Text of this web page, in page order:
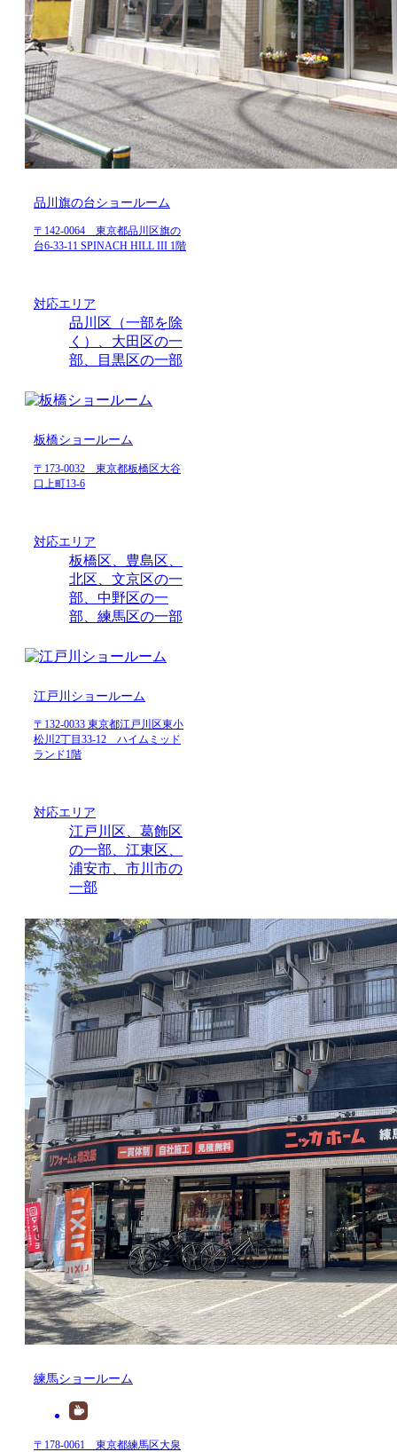
品川旗の台ショールーム
〒142-0064 東京都品川区旗の
台6-33-11 SPINACH HILL III 1階
対応エリア
品川区（一部を除
く）、大田区の一
部、目黒区の一部
板橋ショールーム
〒173-0032 東京都板橋区大谷
口上町13-6
対応エリア
板橋区、豊島区、
北区、文京区の一
部、中野区の一
部、練馬区の一部
江戸川ショールーム
〒132-0033 東京都江戸川区東小
松川2丁目33-12 ハイムミッド
ランド1階
対応エリア
江戸川区、葛飾区
の一部、江東区、
浦安市、市川市の
一部
練馬ショールーム
〒178-0061 東京都練馬区大泉